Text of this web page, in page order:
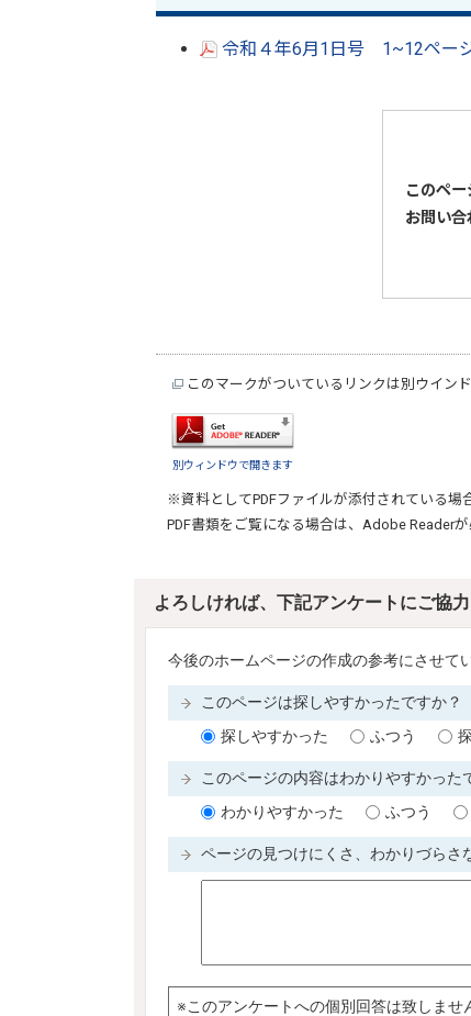
令和４年6月1日号 1~12ペー
このペ
お問い合
このマークがついているリンクは別ウイン
別ウィンドウで開きます
※資料としてPDFファイルが添付されている場
PDF書類をご覧になる場合は、 Adobe Reader